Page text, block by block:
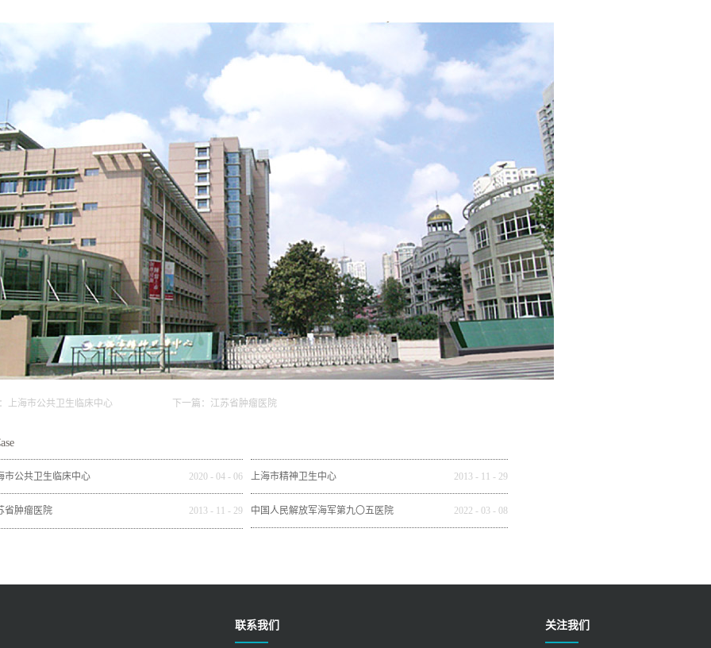
上海市公共卫生临床中心 下一篇： 江苏省肿瘤医院
市公共卫生临床中心 2020 - 04 - 06 上海市精神卫生中心 2013 - 11 - 29
省肿瘤医院 2013 - 11 - 29 中国人民解放军海军第九〇五医院 2022 - 03 - 08
联系我们 关注我们